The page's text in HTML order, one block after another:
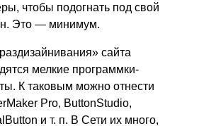
чтобы подогнать под свой
Это — минимум.
сайта
мелкие программки-
К таковым можно отнести
Pro, ButtonStudio,
и т. п. В Сети их много,